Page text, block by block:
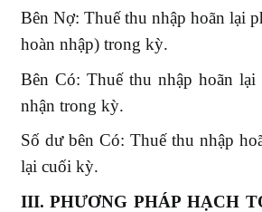
Bên Nợ: Thuế thu nhập hoãn lại
hoàn nhập) trong kỳ.
Bên Có: Thuế thu nhập hoãn
nhận trong kỳ.
Số dư bên Có: Thuế thu nhập
lại cuối kỳ.
III.PHƯƠNG PHÁP HẠCH